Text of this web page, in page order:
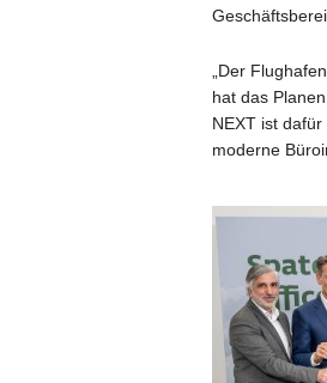
„Der
hat das
NEXT ist
moderne